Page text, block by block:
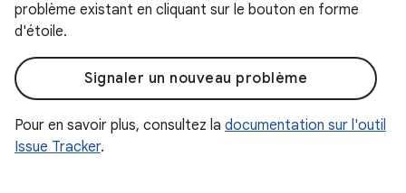
problème existant en cliquant sur le bouton en forme
d'étoile.
Signaler un nouveau problème
Pour en savoir plus, consultez la documentation sur l'outil
Issue Tracker.